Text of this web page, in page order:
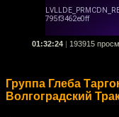
01:32:24 193915
Группа Глеба
Волгоградский